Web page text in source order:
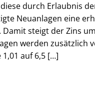
durch Erlaubnis
Neuanlagen eine
steigt der Zins
werden zusätzlich
auf 6,5 […]